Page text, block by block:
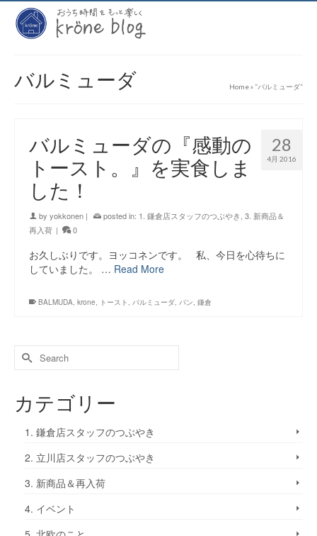
バルミューダ Home» “バルミューダ“
28
4月 2016
バルミューダの『感動の
トースト。』を実食しま
した！
by yokkonen | posted in: 1. 鎌倉店スタッフのつぶやき 3. 新商品＆
再入荷 | 0
お久しぶりです。ヨッコネンです。 私、今日を心待ちに
していました。 … Read More
BALMUDA, krone, トースト , バルミューダ, パン, 鎌倉
カテゴリー
1. 鎌倉店スタッフのつぶやき
2. 立川店スタッフのつぶやき
3. 新商品＆再入荷
4. イベント